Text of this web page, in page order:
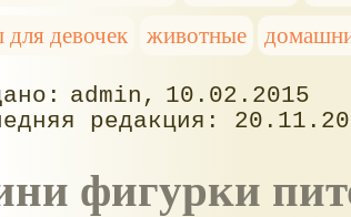
для девочек
животные
admin
10.02.2015
фигурки